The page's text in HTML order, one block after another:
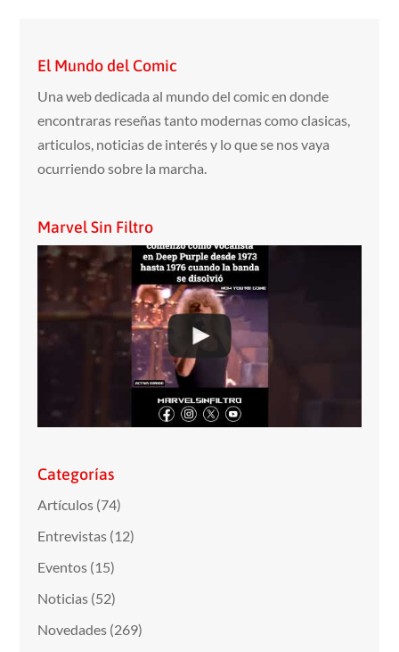
El Mundo del Comic
Una web dedicada al mundo del comic en donde
encontraras reseñas tanto modernas como clasicas,
articulos, noticias de interés y lo que se nos vaya
ocurriendo sobre la marcha.
Marvel Sin Filtro
Categorías
Artículos (74)
Entrevistas (12)
Eventos (15)
Noticias (52)
Novedades (269)